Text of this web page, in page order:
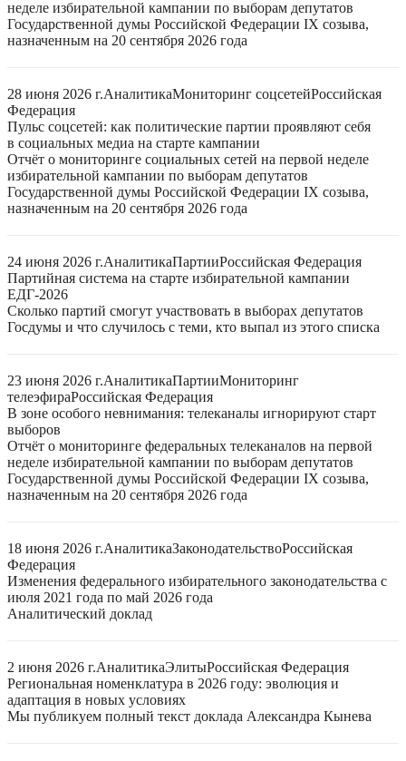
неделе избирательной кампании по выборам депутатов
Государственной думы Российской Федерации IX созыва,
назначенным на 20 сентября 2026 года
28 июня 2026 г.АналитикаМониторинг соцсетейРоссийская
Федерация
Пульс соцсетей: как политические партии проявляют себя
в социальных медиа на старте кампании
Отчёт о мониторинге социальных сетей на первой неделе
избирательной кампании по выборам депутатов
Государственной думы Российской Федерации IX созыва,
назначенным на 20 сентября 2026 года
24 июня 2026 г.АналитикаПартииРоссийская Федерация
Партийная система на старте избирательной кампании
ЕДГ-2026
Сколько партий смогут участвовать в выборах депутатов
Госдумы и что случилось с теми, кто выпал из этого списка
23 июня 2026 г.АналитикаПартииМониторинг
телеэфираРоссийская Федерация
В зоне особого невнимания: телеканалы игнорируют старт
выборов
Отчёт о мониторинге федеральных телеканалов на первой
неделе избирательной кампании по выборам депутатов
Государственной думы Российской Федерации IX созыва,
назначенным на 20 сентября 2026 года
18 июня 2026 г.АналитикаЗаконодательствоРоссийская
Федерация
Изменения федерального избирательного законодательства с
июля 2021 года по май 2026 года
Аналитический доклад
2 июня 2026 г.АналитикаЭлитыРоссийская Федерация
Региональная номенклатура в 2026 году: эволюция и
адаптация в новых условиях
Мы публикуем полный текст доклада Александра Кынева